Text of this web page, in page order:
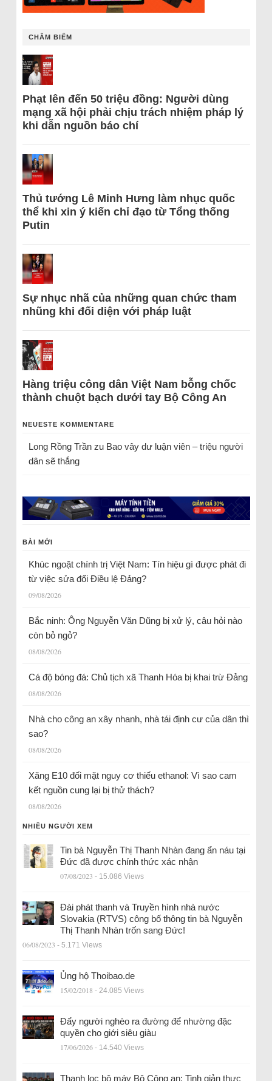
CHÂM BIẾM
Phạt lên đến 50 triệu đồng: Người dùng
mạng xã hội phải chịu trách nhiệm pháp lý
khi dẫn nguồn báo chí
Thủ tướng Lê Minh Hưng làm nhục quốc
thể khi xin ý kiến chỉ đạo từ Tổng thống
Putin
Sự nhục nhã của những quan chức tham
nhũng khi đối diện với pháp luật
Hàng triệu công dân Việt Nam bỗng chốc
thành chuột bạch dưới tay Bộ Công An
NEUESTE KOMMENTARE
Long Rồng Trầnzu Bao vây dư luận viên – triệu người
dân sẽ thắng
BÀI MỚI
Khúc ngoặt chính trị Việt Nam: Tín hiệu gì được phát đi
từ việc sửa đổi Điều lệ Đảng?
09/08/2026
Bắc ninh: Ông Nguyễn Văn Dũng bị xử lý, câu hỏi nào
còn bỏ ngỏ?
08/08/2026
Cá độ bóng đá: Chủ tịch xã Thanh Hóa bị khai trừ Đảng
08/08/2026
Nhà cho công an xây nhanh, nhà tái định cư của dân thì
sao?
08/08/2026
Xăng E10 đối mặt nguy cơ thiếu ethanol: Vì sao cam
kết nguồn cung lại bị thử thách?
08/08/2026
NHIỀU NGƯỜI XEM
Tin bà Nguyễn Thị Thanh Nhàn đang ẩn náu tại
Đức đã được chính thức xác nhận
07/08/2023 - 15.086 Views
Đài phát thanh và Truyền hình nhà nước
Slovakia (RTVS) công bố thông tin bà Nguyễn
Thị Thanh Nhàn trốn sang Đức!
06/08/2023 - 5.171 Views
Ủng hộ Thoibao.de
15/02/2018 - 24.085 Views
Đẩy người nghèo ra đường để nhường đặc
quyền cho giới siêu giàu
17/06/2026 - 14.540 Views
Thanh lọc bộ máy Bộ Công an: Tinh giản thực